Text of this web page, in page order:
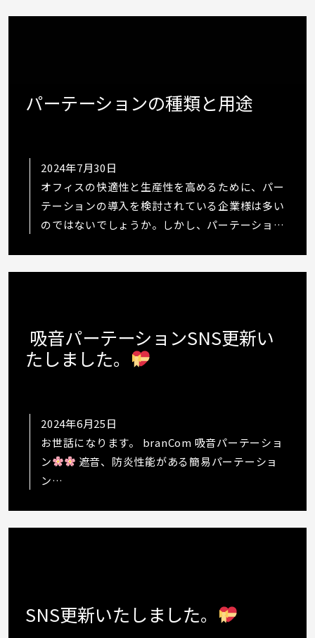
パーテーションの種類と用途
2024年7月30日
オフィスの快適性と生産性を高めるために、パー
テーションの導入を検討されている企業様は多い
のではないでしょうか。しかし、パーテーション
吸音パーテーションSNS更新い
たしました。
2024年6月25日
お世話になります。 branCom 吸音パーテーショ
ン
遮音、防炎性能がある簡易パーテーショ
ン
SNS更新いたしました。